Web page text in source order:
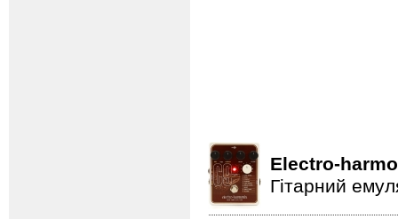
Electro-
Гітарний